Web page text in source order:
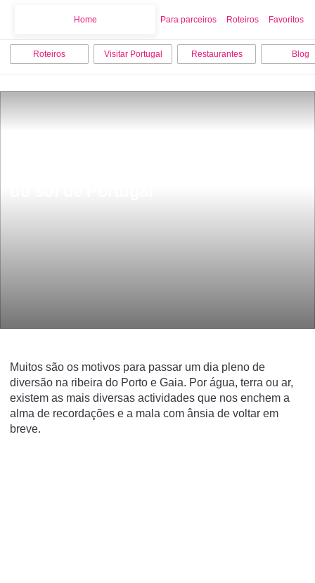
Home Para parceiros Roteiros Favoritos
Roteiros Visitar Portugal Restaurantes Blog
Muitos são os motivos para passar um dia pleno de
diversão na ribeira do Porto e Gaia. Por água, terra ou ar,
existem as mais diversas actividades que nos enchem a
alma de recordações e a mala com ânsia de voltar em
breve.